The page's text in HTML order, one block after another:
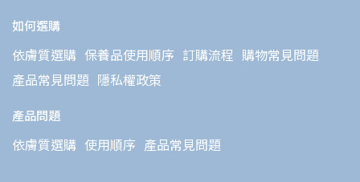
如何選購
依膚質選購 保養品使用順序 訂購流程 購物常見問題
產品常見問題 隱私權政策
產品問題
依膚質選購 使用順序 產品常見問題